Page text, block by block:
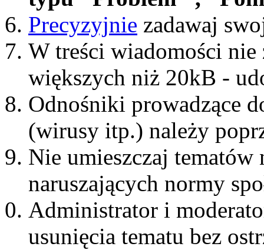
Precyzyjnie zadawaj
W treści wiadomości
większych niż 20kB -
Odnośniki prowadzące
(wirusy itp.) należy
Nie umieszczaj
naruszających normy
Administrator i
usunięcia tematu bez